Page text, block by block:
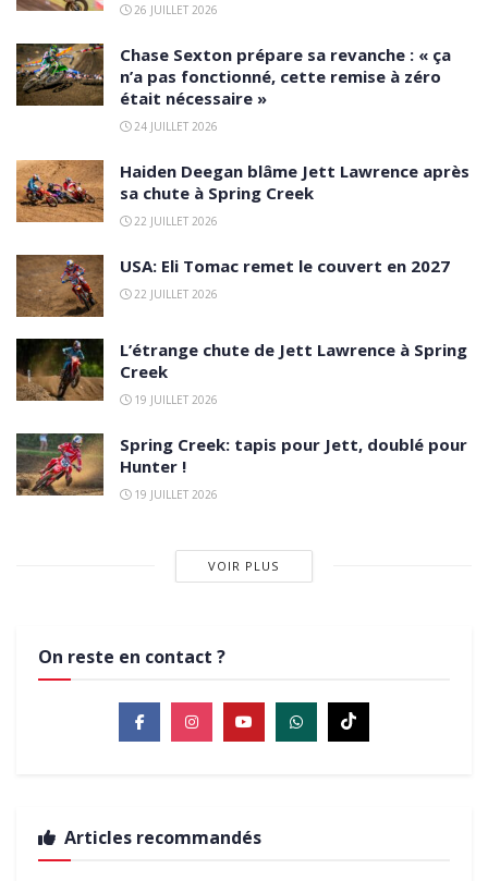
26 JUILLET 2026
Chase Sexton prépare sa revanche : « ça
n’a pas fonctionné, cette remise à zéro
était nécessaire »
24 JUILLET 2026
Haiden Deegan blâme Jett Lawrence après
sa chute à Spring Creek
22 JUILLET 2026
USA: Eli Tomac remet le couvert en 2027
22 JUILLET 2026
L’étrange chute de Jett Lawrence à Spring
Creek
19 JUILLET 2026
Spring Creek: tapis pour Jett, doublé pour
Hunter !
19 JUILLET 2026
VOIR PLUS
On reste en contact ?
Articles recommandés